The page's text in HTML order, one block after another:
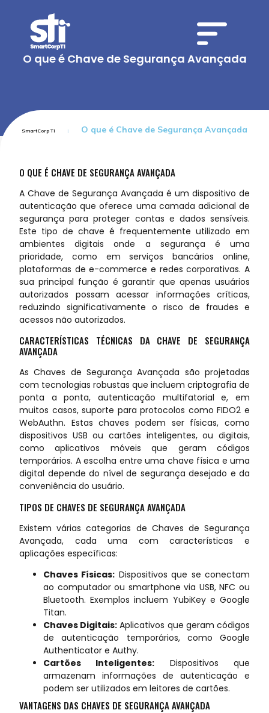
O que é Chave de Segurança Avançada
SmartCorp TI O que é Chave de Segurança Avançada
O QUE É CHAVE DE SEGURANÇA AVANÇADA
A Chave de Segurança Avançada é um dispositivo de
autenticação que oferece uma camada adicional de
segurança para proteger contas e dados sensíveis.
Este tipo de chave é frequentemente utilizado em
ambientes digitais onde a segurança é uma
prioridade, como em serviços bancários online,
plataformas de e-commerce e redes corporativas. A
sua principal função é garantir que apenas usuários
autorizados possam acessar informações críticas,
reduzindo significativamente o risco de fraudes e
acessos não autorizados.
CARACTERÍSTICAS TÉCNICAS DA CHAVE DE SEGURANÇA
AVANÇADA
As Chaves de Segurança Avançada são projetadas
com tecnologias robustas que incluem criptografia de
ponta a ponta, autenticação multifatorial e, em
muitos casos, suporte para protocolos como FIDO2 e
WebAuthn. Estas chaves podem ser físicas, como
dispositivos USB ou cartões inteligentes, ou digitais,
como aplicativos móveis que geram códigos
temporários. A escolha entre uma chave física e uma
digital depende do nível de segurança desejado e da
conveniência do usuário.
TIPOS DE CHAVES DE SEGURANÇA AVANÇADA
Existem várias categorias de Chaves de Segurança
Avançada, cada uma com características e
aplicações específicas:
Chaves Físicas: Dispositivos que se conectam
ao computador ou smartphone via USB, NFC ou
Bluetooth. Exemplos incluem YubiKey e Google
Titan.
Chaves Digitais: Aplicativos que geram códigos
de autenticação temporários, como Google
Authenticator e Authy.
Cartões Inteligentes: Dispositivos que
armazenam informações de autenticação e
podem ser utilizados em leitores de cartões.
VANTAGENS DAS CHAVES DE SEGURANÇA AVANÇADA